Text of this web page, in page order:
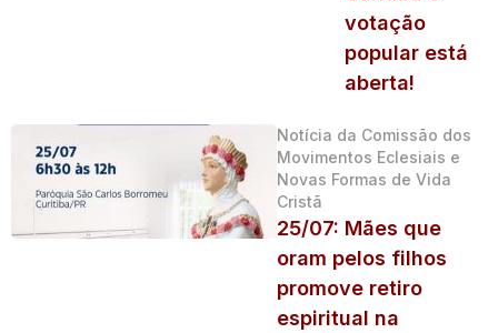
votação
popular está
aberta!
Notícia da Comissão dos
Movimentos Eclesiais e
Novas Formas de Vida
Cristã
25/07: Mães que
oram pelos filhos
promove retiro
espiritual na